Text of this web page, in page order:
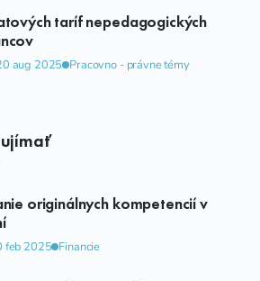
taríf nepedagogických
aug 2025 Pracovno - právne témy
originálnych kompetencií v
feb 2025 Financie